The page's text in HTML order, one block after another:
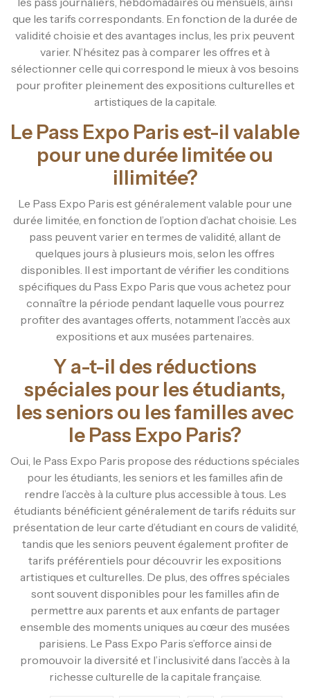
que les tarifs correspondants. En fonction de la durée de
validité choisie et des avantages inclus, les prix peuvent
varier. N’hésitez pas à comparer les offres et à
sélectionner celle qui correspond le mieux à vos besoins
pour profiter pleinement des expositions culturelles et
artistiques de la capitale.
Le Pass Expo Paris est-il valable
pour une durée limitée ou
illimitée?
Le Pass Expo Paris est généralement valable pour une
durée limitée, en fonction de l’option d’achat choisie. Les
pass peuvent varier en termes de validité, allant de
quelques jours à plusieurs mois, selon les offres
disponibles. Il est important de vérifier les conditions
spécifiques du Pass Expo Paris que vous achetez pour
connaître la période pendant laquelle vous pourrez
profiter des avantages offerts, notamment l’accès aux
expositions et aux musées partenaires.
Y a-t-il des réductions
spéciales pour les étudiants,
les seniors ou les familles avec
le Pass Expo Paris?
Oui, le Pass Expo Paris propose des réductions spéciales
pour les étudiants, les seniors et les familles afin de
rendre l’accès à la culture plus accessible à tous. Les
étudiants bénéficient généralement de tarifs réduits sur
présentation de leur carte d’étudiant en cours de validité,
tandis que les seniors peuvent également profiter de
tarifs préférentiels pour découvrir les expositions
artistiques et culturelles. De plus, des offres spéciales
sont souvent disponibles pour les familles afin de
permettre aux parents et aux enfants de partager
ensemble des moments uniques au cœur des musées
parisiens. Le Pass Expo Paris s’efforce ainsi de
promouvoir la diversité et l’inclusivité dans l’accès à la
richesse culturelle de la capitale française.